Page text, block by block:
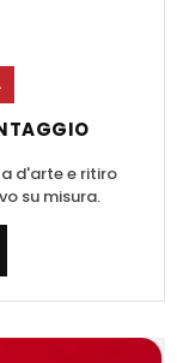
d'arte e ritiro
su misura.